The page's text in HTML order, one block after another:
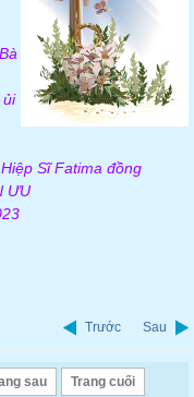
ủi
Sĩ Fatima đồng
ƯU
Trước Sau
sau Trang cuối